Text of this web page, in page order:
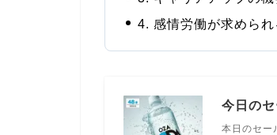
4. 感情労働が求められ
今日の
本日のセー